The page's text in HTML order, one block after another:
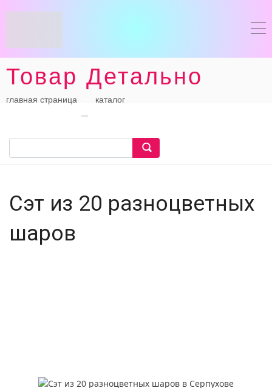
Товар Детально
главная страница каталог
Сэт из 20 разноцветных
шаров